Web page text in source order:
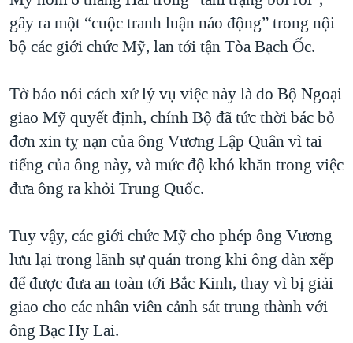
gây ra một “cuộc tranh luận náo động” trong nội
bộ các giới chức Mỹ, lan tới tận Tòa Bạch Ốc.
Tờ báo nói cách xử lý vụ việc này là do Bộ Ngoại
giao Mỹ quyết định, chính Bộ đã tức thời bác bỏ
đơn xin tỵ nạn của ông Vương Lập Quân vì tai
tiếng của ông này, và mức độ khó khăn trong việc
đưa ông ra khỏi Trung Quốc.
Tuy vậy, các giới chức Mỹ cho phép ông Vương
lưu lại trong lãnh sự quán trong khi ông dàn xếp
để được đưa an toàn tới Bắc Kinh, thay vì bị giải
giao cho các nhân viên cảnh sát trung thành với
ông Bạc Hy Lai.